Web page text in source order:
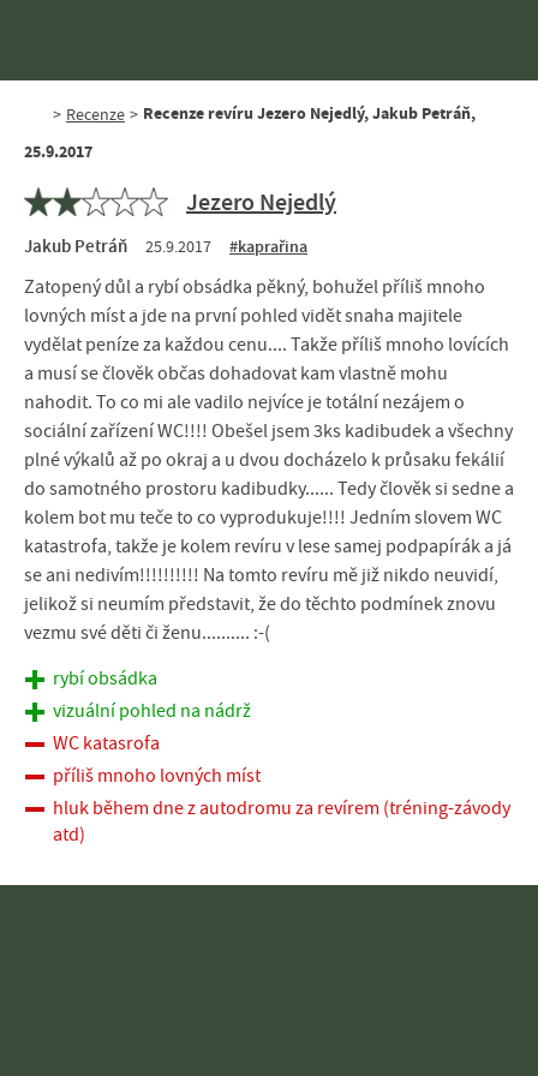
> Recenze > Recenze revíru Jezero Nejedlý, Jakub Petráň,
25.9.2017
Jezero Nejedlý
Jakub Petráň 25.9.2017 #kaprařina
Zatopený důl a rybí obsádka pěkný, bohužel příliš mnoho
lovných míst a jde na první pohled vidět snaha majitele
vydělat peníze za každou cenu.... Takže příliš mnoho lovících
a musí se člověk občas dohadovat kam vlastně mohu
nahodit. To co mi ale vadilo nejvíce je totální nezájem o
sociální zařízení WC!!!! Obešel jsem 3ks kadibudek a všechny
plné výkalů až po okraj a u dvou docházelo k průsaku fekálií
do samotného prostoru kadibudky...... Tedy člověk si sedne a
kolem bot mu teče to co vyprodukuje!!!! Jedním slovem WC
katastrofa, takže je kolem revíru v lese samej podpapírák a já
se ani nedivím!!!!!!!!!! Na tomto revíru mě již nikdo neuvidí,
jelikož si neumím představit, že do těchto podmínek znovu
vezmu své děti či ženu.......... :-(
rybí obsádka
vizuální pohled na nádrž
WC katasrofa
příliš mnoho lovných míst
hluk během dne z autodromu za revírem (tréning-závody
atd)